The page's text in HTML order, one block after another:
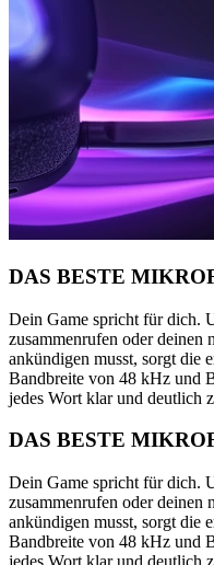
DAS BESTE
Dein Game spricht für dich.
zusammenrufen oder deinen
ankündigen musst, sorgt die
Bandbreite von 48 kHz und
jedes Wort klar und deutlich
DAS BESTE
Dein Game spricht für dich.
zusammenrufen oder deinen
ankündigen musst, sorgt die
Bandbreite von 48 kHz und